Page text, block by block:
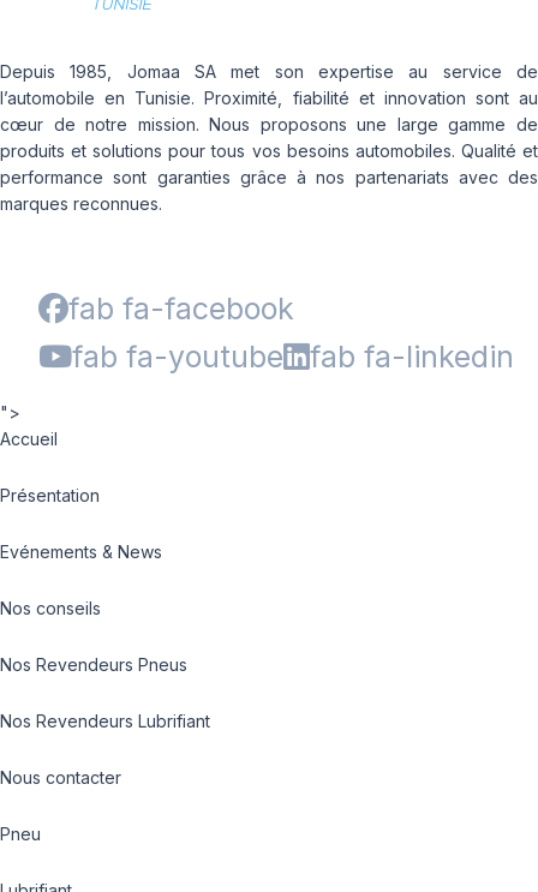
Depuis 1985, Jomaa SA met son expertise au service de
l’automobile en Tunisie. Proximité, fiabilité et innovation sont au
cœur de notre mission. Nous proposons une large gamme de
produits et solutions pour tous vos besoins automobiles. Qualité et
performance sont garanties grâce à nos partenariats avec des
marques reconnues.
fab fa-facebook
fab fa-youtube
fab fa-linkedin
">
Accueil
Présentation
Evénements & News
Nos conseils
Nos Revendeurs Pneus
Nos Revendeurs Lubrifiant
Nous contacter
Pneu